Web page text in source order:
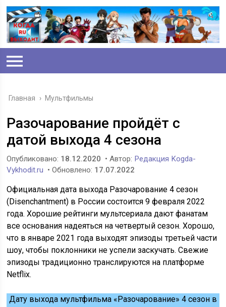
Главная › Мультфильмы
Разочарование пройдёт с
датой выхода 4 сезона
Опубликовано: 18.12.2020 • Автор: Редакция Kogda-
Vykhodit.ru • Обновлено: 17.07.2022
Официальная дата выхода Разочарование 4 сезон
(Disenchantment) в России состоится 9 февраля 2022
года. Хорошие рейтинги мультсериала дают фанатам
все основания надеяться на четвертый сезон. Хорошо,
что в январе 2021 года выходят эпизоды третьей части
шоу, чтобы поклонники не успели заскучать. Свежие
эпизоды традиционно транслируются на платформе
Netflix.
Дату выхода мультфильма «Разочарование» 4 сезон в